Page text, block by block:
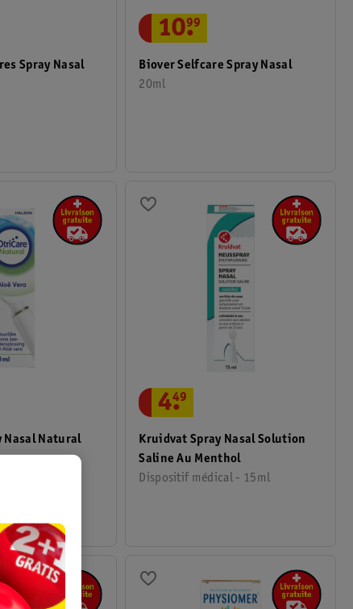
Spray Nasal
Biover Selfcare Spray Nasal
20ml
10.
99
Nasal Natural
Kruidvat Spray Nasal Solution
Saline Au Menthol
Dispositif médical - 15ml
4.
49